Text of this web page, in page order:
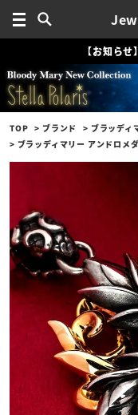
【お知ら
TOP ブランド
ブラッディ
ブラッディマリー アンドロ